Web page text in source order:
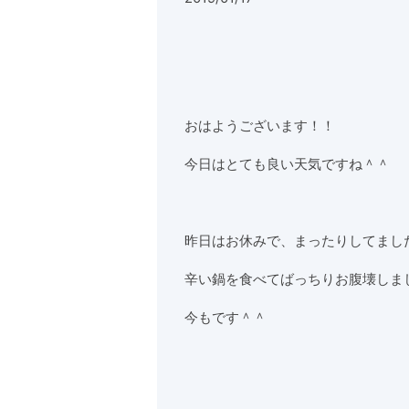
おはようございます！！
今日はとても良い天気ですね＾＾
昨日はお休みで、まったりしてまし
辛い鍋を食べてばっちりお腹壊しま
今もです＾＾